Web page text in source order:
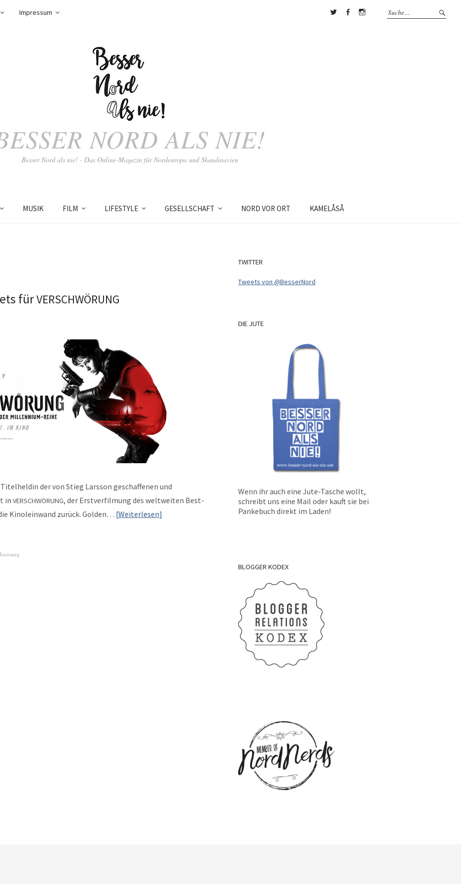
Impressum
NORD ALS NIE!
Besser Nord als nie! - Das Online-Magazin für Nordeuropa und Skandinavien
MUSIK FILM LIFESTYLE GESELLSCHAFT NORD VORORT KAMELÅSÅ
fürVERSCHWÖRUNG
der von Stieg Lars­son geschaf­fe­nen und
in VERSCHWÖRUNG, der Erstver­fil­mung des weltweit­en Best­
Kinolein­wand zurück. Gold­en… Weit­er­lesen
TWITTER
Tweets von @BesserNord
DIE JUTE
Wenn ihr auch eine Jute-Tasche wollt,
schreibt uns eine Mail oder kauft sie bei
Pankebuch direkt im Laden!
BLOGGER KODEX